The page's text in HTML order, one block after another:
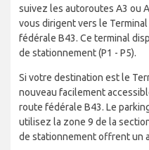
suivez les autoroutes A3 ou
vous dirigent vers le
fédérale B43. Ce terminal
de stationnement (P1 - P5).
Si votre destination est le
nouveau facilement
route fédérale B43. Le
utilisez la zone 9 de la
de stationnement offrent un